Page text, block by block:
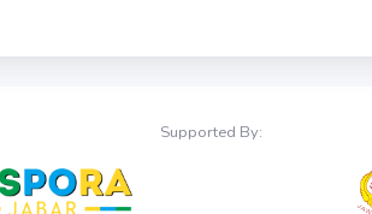
Supported By: